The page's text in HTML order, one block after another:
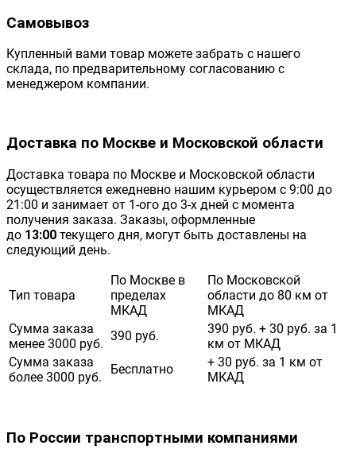
Самовывоз
Купленный вами товар можете забрать с нашего
склада, по предварительному согласованию с
менеджером компании.
Доставка по Москве и Московской области
Доставка товара по Москве и Московской области
осуществляется ежедневно нашим курьером с 9:00 до
21:00 и занимает от 1-ого до 3-х дней с момента
получения заказа. Заказы, оформленные
до 13:00 текущего дня, могут быть доставлены на
следующий день.
Тип товара
По Москве в
пределах
МКАД
По Московской
области до 80 км от
МКАД
Сумма заказа
менее 3000 руб.
390 руб.
390 руб. + 30 руб. за 1
км от МКАД
Сумма заказа
более 3000 руб.
Бесплатно
+ 30 руб. за 1 км от
МКАД
По России транспортными компаниями